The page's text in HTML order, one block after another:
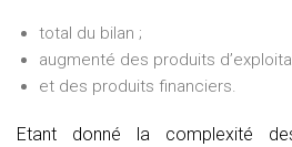
total du bilan ;
augmenté des produits
et des produits financiers.
Etant donné la complexité